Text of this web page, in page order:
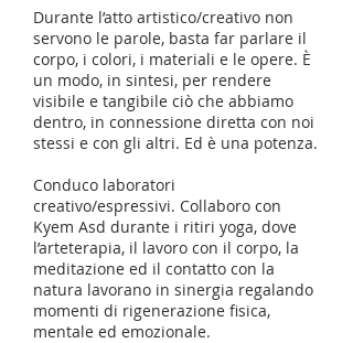
Durante l’atto artistico/creativo non
servono le parole, basta far parlare il
corpo, i colori, i materiali e le opere. È
un modo, in sintesi, per rendere
visibile e tangibile ciò che abbiamo
dentro, in connessione diretta con noi
stessi e con gli altri. Ed è una potenza.
Conduco laboratori
creativo/espressivi. Collaboro con
Kyem Asd durante i ritiri yoga, dove
l’arteterapia, il lavoro con il corpo, la
meditazione ed il contatto con la
natura lavorano in sinergia regalando
momenti di rigenerazione fisica,
mentale ed emozionale.